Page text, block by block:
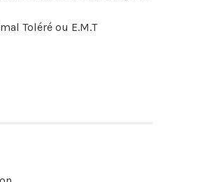
Toléré ou E.M.T